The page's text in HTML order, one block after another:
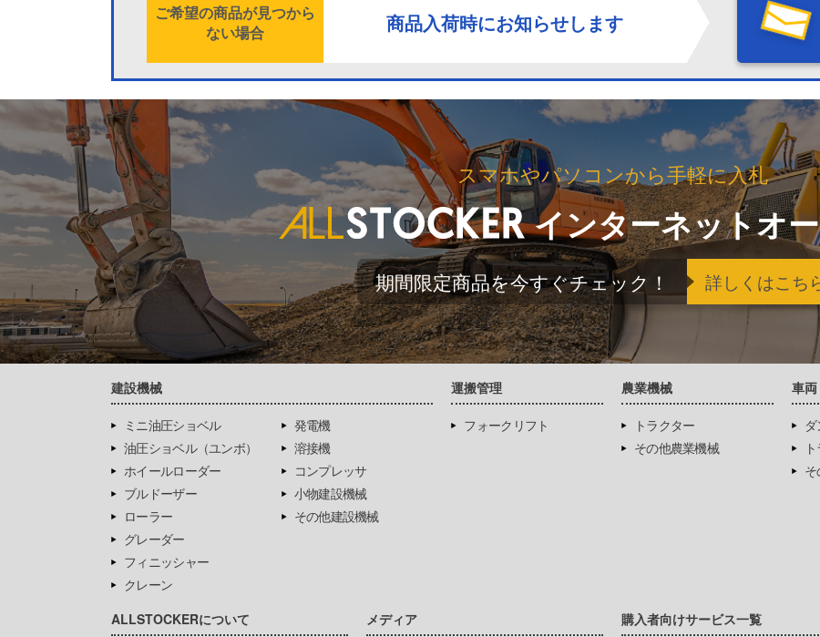
ご希望の商品が見つから
ない場合
商品入荷時にお知らせします
スマホやパソコンから手軽に入札
インターネットオ
期間限定商品を今すぐチェック！ 詳しくはこち
建設機械
ミニ油圧ショベル
油圧ショベル（ユンボ）
ホイールローダー
ブルドーザー
ローラー
グレーダー
フィニッシャー
クレーン
発電機
溶接機
コンプレッサ
小物建設機械
その他建設機械
運搬管理
フォークリフト
農業機械
トラクター
その他農業機械
車両
ALLSTOCKERについて メディア 購入者向けサービス一覧